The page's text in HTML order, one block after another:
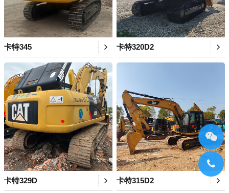
卡特345 卡特320D2
卡特329D 卡特315D2